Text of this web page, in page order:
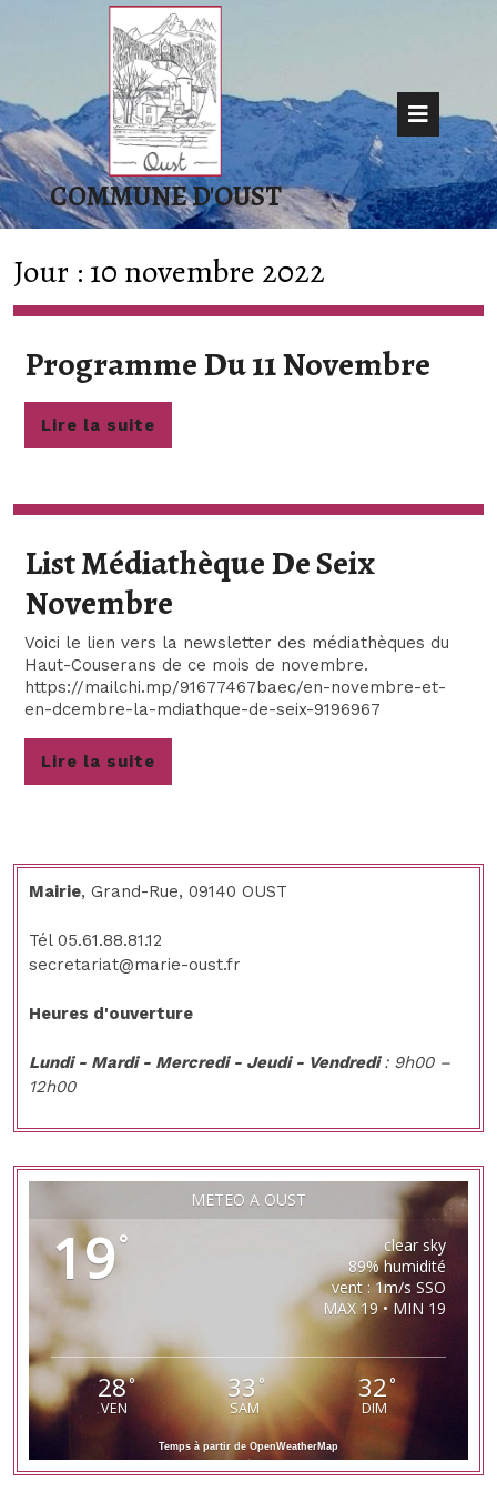
COMMUNE D'OUST
Jour :10 novembre 2022
Programme Du 11 Novembre
Lire la suite
la
List Médiathèque De Seix
Novembre
Médiathèque
De
Seix
Voici le lien vers la newsletter des médiathèques du
Haut-Couserans de ce mois de novembre.
https://mailchi.mp/91677467baec/en-novembre-et-
en-dcembre-la-mdiathque-de-seix-9196967
Lire la suite
la
Mairie, Grand-Rue, 09140 OUST
Tél 05.61.88.81.12
secretariat@marie-oust.fr
Heures d'ouverture
Lundi - Mardi - Mercredi - Jeudi - Vendredi: 9h00 –
12h00
MÉTÉO À OUST
19°
clear sky
89% humidité
vent : 1m/s SSO
MAX 19 • MIN 19
28°
VEN
33°
SAM
32°
DIM
Temps à partir de OpenWeatherMap